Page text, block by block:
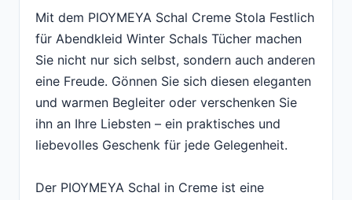
Mit dem PIOYMEYA Schal Creme Stola Festlich
für Abendkleid Winter Schals Tücher machen
Sie nicht nur sich selbst, sondern auch anderen
eine Freude. Gönnen Sie sich diesen eleganten
und warmen Begleiter oder verschenken Sie
ihn an Ihre Liebsten – ein praktisches und
liebevolles Geschenk für jede Gelegenheit.
Der PIOYMEYA Schal in Creme ist eine